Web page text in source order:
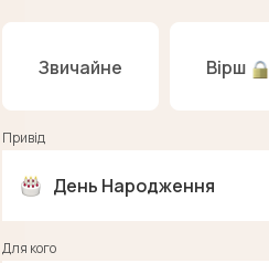
Звичайне Вірш
Привід
День Народження
Для кого